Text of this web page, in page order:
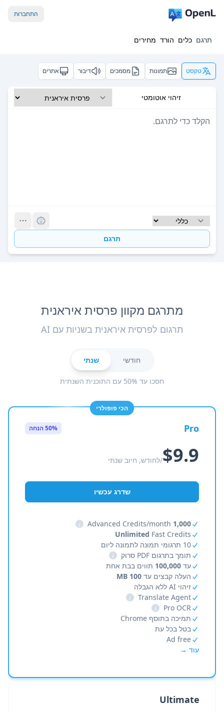
התחברות
תרגם כלים הורד מחירים
טקסט תמונות מסמכים דיבור אתרים
זיהוי אוטומטי
תרגם
מתרגם מקוון פרסית איראנית
תרגום לפרסית איראנית בשניות עם AI
חודשי שנתי
חסכו עד 50% עם התוכנית השנתית
הכי פופולרי
Pro 50% הנחה
$9.9/לחודש, חיוב שנתי
שדרג עכשיו
1,000
i
Unlimited Fast Credits
10 תרגומי תמונה לתמונה ליום
תומך בתרגום PDF סרוק
i
עד 100,000 תווים בבת אחת
העלה קבצים עד 100 MB
זיהוי AI ללא הגבלה
Translate Agent
i
Pro OCR
i
תמיכה בתוסף Chrome
בטל בכל עת
Ad free
עוד →
Ultimate